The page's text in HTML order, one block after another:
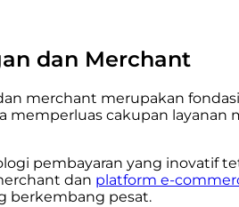
dan Merchant
merchant merupakan
memperluas cakupan
pembayaran yang inovatif
dan platform e-
berkembang pesat.